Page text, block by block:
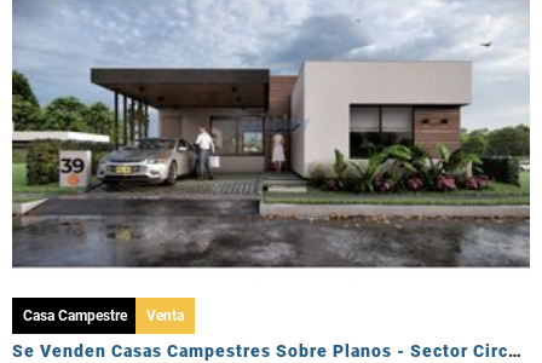
Casa Campestre Venta
Se Venden Casas Campestres Sobre Planos - Sector Circasia